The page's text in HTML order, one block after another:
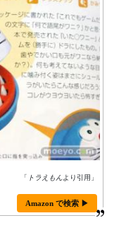
「 トラえもん より引用」
Amazon で検索 ▶